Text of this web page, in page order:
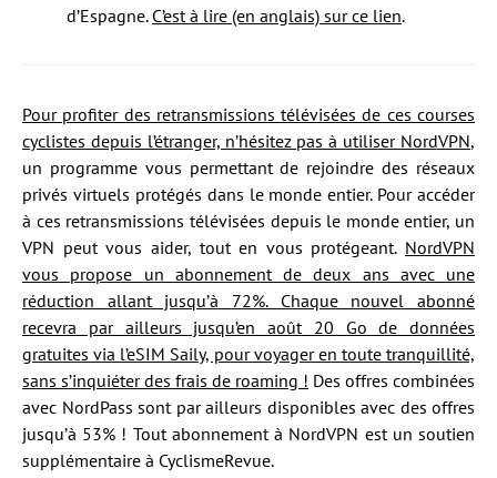
d’Espagne. C’est à lire (en anglais) sur ce lien.
Pour profiter des retransmissions télévisées de ces courses
cyclistes depuis l’étranger, n’hésitez pas à utiliser NordVPN,
un programme vous permettant de rejoindre des réseaux
privés virtuels protégés dans le monde entier. Pour accéder
à ces retransmissions télévisées depuis le monde entier, un
VPN peut vous aider, tout en vous protégeant. NordVPN
vous propose un abonnement de deux ans avec une
réduction allant jusqu’à 72%. Chaque nouvel abonné
recevra par ailleurs jusqu’en août 20 Go de données
gratuites via l’eSIM Saily, pour voyager en toute tranquillité,
sans s’inquiéter des frais de roaming ! Des offres combinées
avec NordPass sont par ailleurs disponibles avec des offres
jusqu’à 53% ! Tout abonnement à NordVPN est un soutien
supplémentaire à CyclismeRevue.